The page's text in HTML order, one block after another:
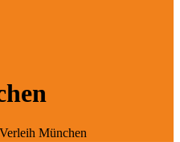
München